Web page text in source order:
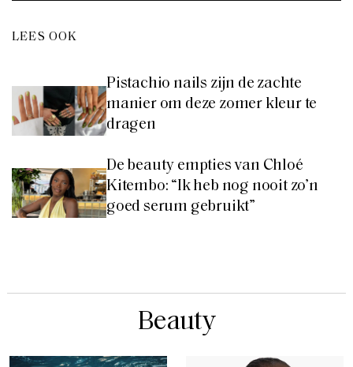
LEES OOK
Pistachio nails zijn de zachte
manier om deze zomer kleur te
dragen
De beauty empties van Chloé
Kitembo: “Ik heb nog nooit zo’n
goed serum gebruikt”
Beauty